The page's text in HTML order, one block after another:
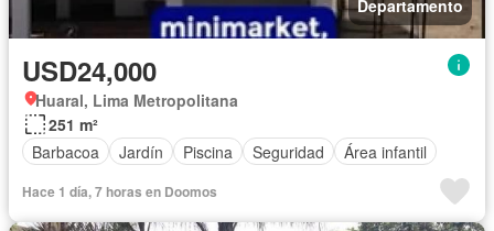
Departamento
USD24,000
Huaral, Lima Metropolitana
251 m²
Barbacoa
Jardín Piscina Seguridad Área infantil
Hace 1 día, 7 horas en Doomos